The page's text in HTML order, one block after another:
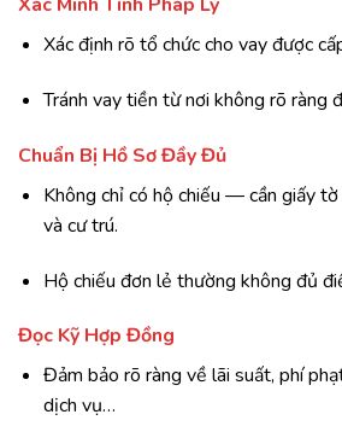
Xác định rõ tổ chức cho vay được
Tránh vay tiền từ nơi không rõ ràng
Chuẩn Bị Hồ Sơ Đầy Đủ
Không chỉ có hộ chiếu — cần giấy
và cư trú.
Hộ chiếu đơn lẻ thường không đủ
Đọc Kỹ Hợp Đồng
Đảm bảo rõ ràng về lãi suất, phí
dịch vụ…